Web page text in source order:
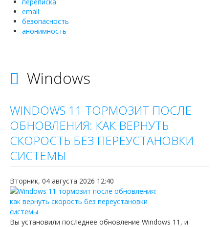
email
безопасность
анонимность
Windows
WINDOWS 11 ТОРМОЗИТ ПОСЛЕ
ОБНОВЛЕНИЯ: КАК ВЕРНУТЬ
СКОРОСТЬ БЕЗ ПЕРЕУСТАНОВКИ
СИСТЕМЫ
Вторник, 04 августа 2026 12:40
Вы установили последнее обновление Windows 11, и